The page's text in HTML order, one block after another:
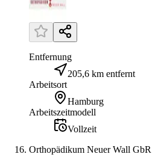
Entfernung
205,6 km entfernt
Arbeitsort
Hamburg
Arbeitszeitmodell
Vollzeit
Orthopädikum Neuer Wall GbR